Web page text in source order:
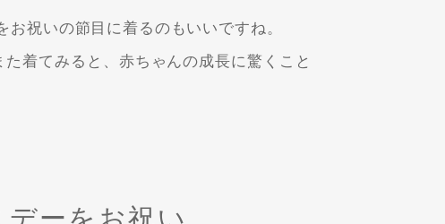
祝いの節目に着るのもいいですね。
着てみると、赤ちゃんの成長に驚くこと